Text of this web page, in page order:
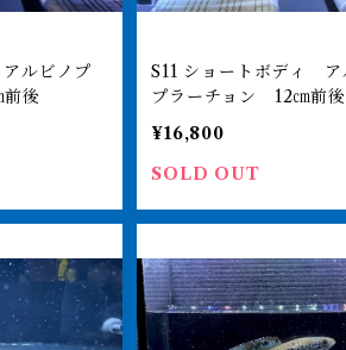
ルビノプ
後
S11 ショートボディ アルビノ
プラーチョン 12㎝前後
¥16,800
SOLD OUT